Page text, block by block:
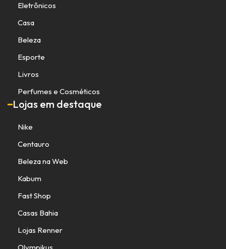
Eletrônicos
Casa
Beleza
Esporte
Livros
Perfumes e Cosméticos
Lojas em destaque
Nike
Centauro
Beleza na Web
Kabum
Fast Shop
Casas Bahia
Lojas Renner